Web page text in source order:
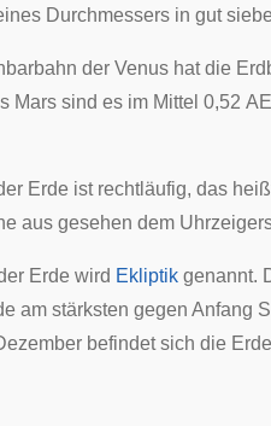
Durchmessers in gut
der Venus hat die
Mars sind es im Mittel 0,52
Erde ist rechtläufig, das
aus gesehen dem
Erde wird Ekliptik genannt.
am stärksten gegen Anfang
befindet sich die